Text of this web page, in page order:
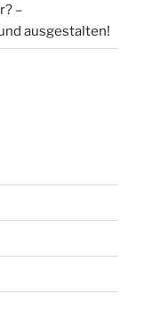
–
ausgestalten!